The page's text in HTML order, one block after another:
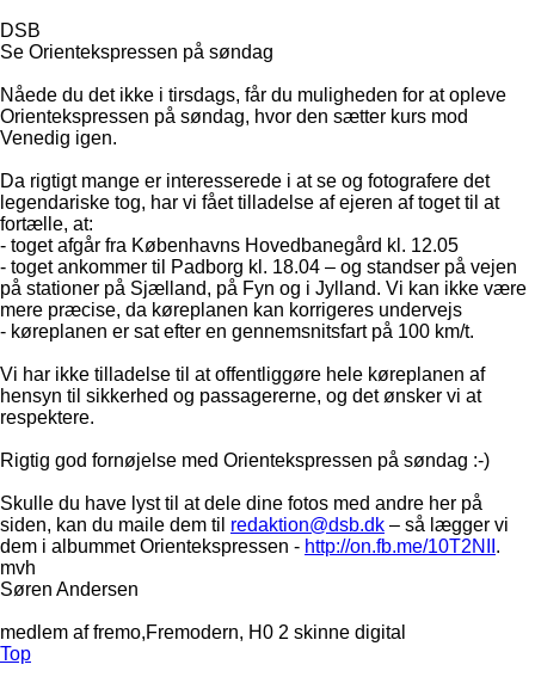
DSB
Se Orientekspressen på søndag
Nåede du det ikke i tirsdags, får du muligheden for at opleve
Orientekspressen på søndag, hvor den sætter kurs mod
Venedig igen.
Da rigtigt mange er interesserede i at se og fotografere det
legendariske tog, har vi fået tilladelse af ejeren af toget til at
fortælle, at:
- toget afgår fra Københavns Hovedbanegård kl. 12.05
- toget ankommer til Padborg kl. 18.04 – og standser på vejen
på stationer på Sjælland, på Fyn og i Jylland. Vi kan ikke være
mere præcise, da køreplanen kan korrigeres undervejs
- køreplanen er sat efter en gennemsnitsfart på 100 km/t.
Vi har ikke tilladelse til at offentliggøre hele køreplanen af
hensyn til sikkerhed og passagererne, og det ønsker vi at
respektere.
Rigtig god fornøjelse med Orientekspressen på søndag :-)
Skulle du have lyst til at dele dine fotos med andre her på
siden, kan du maile dem til redaktion@dsb.dk – så lægger vi
dem i albummet Orientekspressen - http://on.fb.me/10T2NII .
mvh
Søren Andersen
medlem af fremo,Fremodern, H0 2 skinne digital
Top